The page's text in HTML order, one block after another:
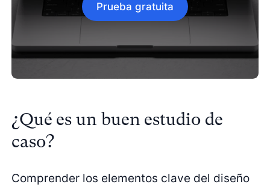
Prueba gratuita
¿Qué es un buen estudio de
caso?
Comprender los elementos clave del diseño